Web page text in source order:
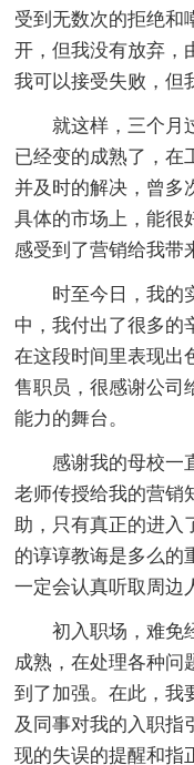
受到无数次的拒绝和
开，但我没有放弃，
我可以接受失败，但
就这样，三个月过
已经变的成熟了，在
并及时的解决，曾多
具体的市场上，能很
感受到了营销给我带
时至今日，我的实
中，我付出了很多的
在这段时间里表现出
售职员，很感谢公司
能力的舞台。
感谢我的母校一直
老师传授给我的营销
助，只有真正的进入
的谆谆教诲是多么的
一定会认真听取周边
初入职场，难免经
成熟，在处理各种问
到了加强。在此，我
及同事对我的入职指
现的失误的提醒和指